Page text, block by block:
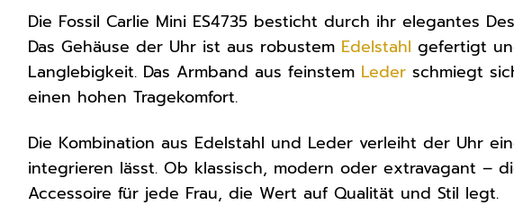
Die Fossil Carlie Mini ES4735 besticht durch ihr elegantes
Das Gehäuse der Uhr ist aus robustem Edelstahl gefertigt
Langlebigkeit. Das Armband aus feinstem Leder schmiegt
einen hohen Tragekomfort.
Die Kombination aus Edelstahl und Leder verleiht der Uhr
integrieren lässt. Ob klassisch, modern oder extravagant –
Accessoire für jede Frau, die Wert auf Qualität und Stil legt.